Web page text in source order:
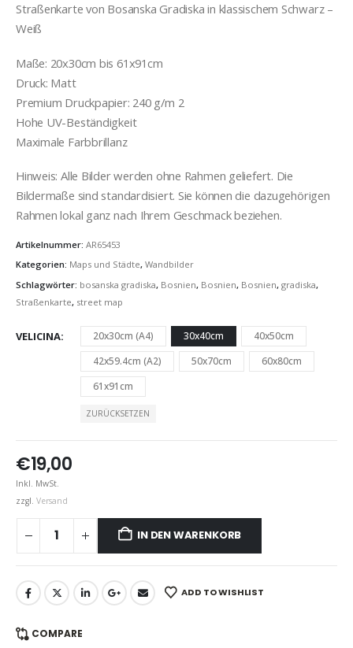
Straßenkarte von Bosanska Gradiska in klassischem Schwarz –
Weiß
Maße: 20x30cm bis 61x91cm
Druck: Matt
Premium Druckpapier: 240 g/m 2
Hohe UV-Beständigkeit
Maximale Farbbrillanz
Hinweis: Alle Bilder werden ohne Rahmen geliefert. Die
Bildermaße sind standardisiert. Sie können die dazugehörigen
Rahmen lokal ganz nach Ihrem Geschmack beziehen.
Artikelnummer: AR65453
Kategorien: Maps und Städte, Wandbilder
Schlagwörter: bosanska gradiska, Bosnien, Bosnien, Bosnien, gradiska,
Straßenkarte, street map
VELICINA 20x30cm (A4) 30x40cm
40x50cm
42x59.4cm (A2)
50x70cm
60x80cm
61x91cm
ZURÜCKSETZEN
€19,00
Inkl. MwSt.
zzgl. Versand
IN DEN WARENKORB
ADD TO WISHLIST
COMPARE